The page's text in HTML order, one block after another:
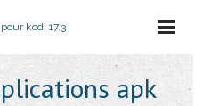
kodi 17.3
apk